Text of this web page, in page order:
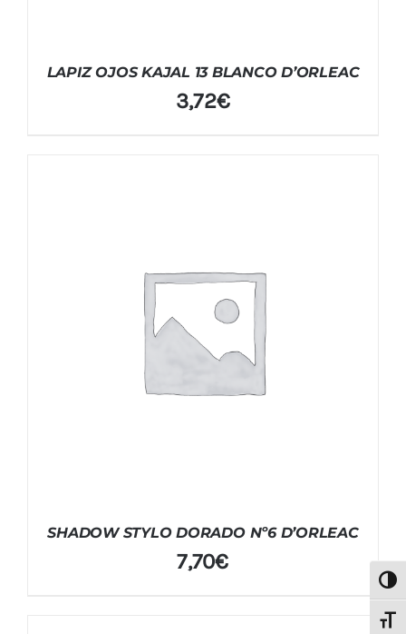
LAPIZ OJOS KAJAL 13 BLANCO D’ORLEAC
3,72€
SHADOW STYLO DORADO Nº6 D’ORLEAC
7,70€